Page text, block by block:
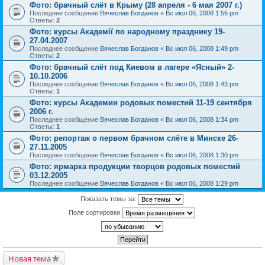
Фото: брачный слёт в Крыму (28 апреля - 6 мая 2007 г.)
Последнее сообщение Вячеслав Богданов « Вс июл 06, 2008 1:56 pm
Ответы: 2
Фото: курсы Академії по народному празднику 19-
27.04.2007
Последнее сообщение Вячеслав Богданов « Вс июл 06, 2008 1:49 pm
Ответы: 2
Фото: брачный слёт под Киевом в лагере «Ясный» 2-
10.10.2006
Последнее сообщение Вячеслав Богданов « Вс июл 06, 2008 1:43 pm
Ответы: 1
Фото: курсы Академии родовых поместий 11-19 сентября
2006 г.
Последнее сообщение Вячеслав Богданов « Вс июл 06, 2008 1:34 pm
Ответы: 1
Фото: репортаж о первом брачном слёте в Минске 26-
27.11.2005
Последнее сообщение Вячеслав Богданов « Вс июл 06, 2008 1:30 pm
Фото: ярмарка продукции творцов родовых поместий
03.12.2005
Последнее сообщение Вячеслав Богданов « Вс июл 06, 2008 1:29 pm
Показать темы за:
Поле сортировки
Новая тема